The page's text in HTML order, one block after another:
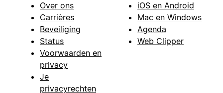
Over ons
Carrières
Beveiliging
Status
Voorwaarden en
privacy
Je
privacyrechten
iOS en Android
Mac en Windows
Agenda
Web Clipper